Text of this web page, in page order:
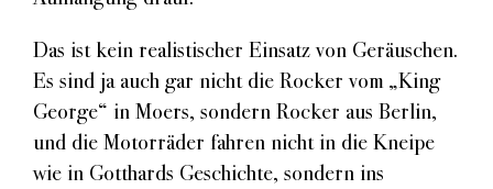
Das ist kein realistischer Einsatz von Geräuschen.
Es sind ja auch gar nicht die Rocker vom „King
George“ in Moers, sondern Rocker aus Berlin,
und die Motorräder fahren nicht in die Kneipe
wie in Gotthards Geschichte, sondern ins